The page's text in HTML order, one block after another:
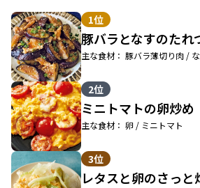
1位
豚バラとなすのたれ
主な食材： 豚バラ薄切り肉 /
2位
ミニトマトの卵炒め
主な食材： 卵 / ミニトマト
3位
レタスと卵のさっと